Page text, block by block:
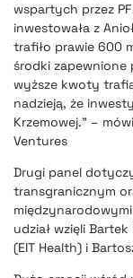
wspartych przez
inwestowała z
trafiło prawie 600
środki
wyższe kwoty
nadzieją, że
Krzemowej.” –
Ventures
Drugi panel
transgranicznym
udział wzięli
(EIT Health) i